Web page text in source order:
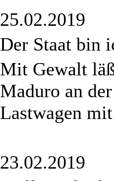
25.02.2019
Der Staat bin
Mit Gewalt
Maduro an
Lastwagen
23.02.2019